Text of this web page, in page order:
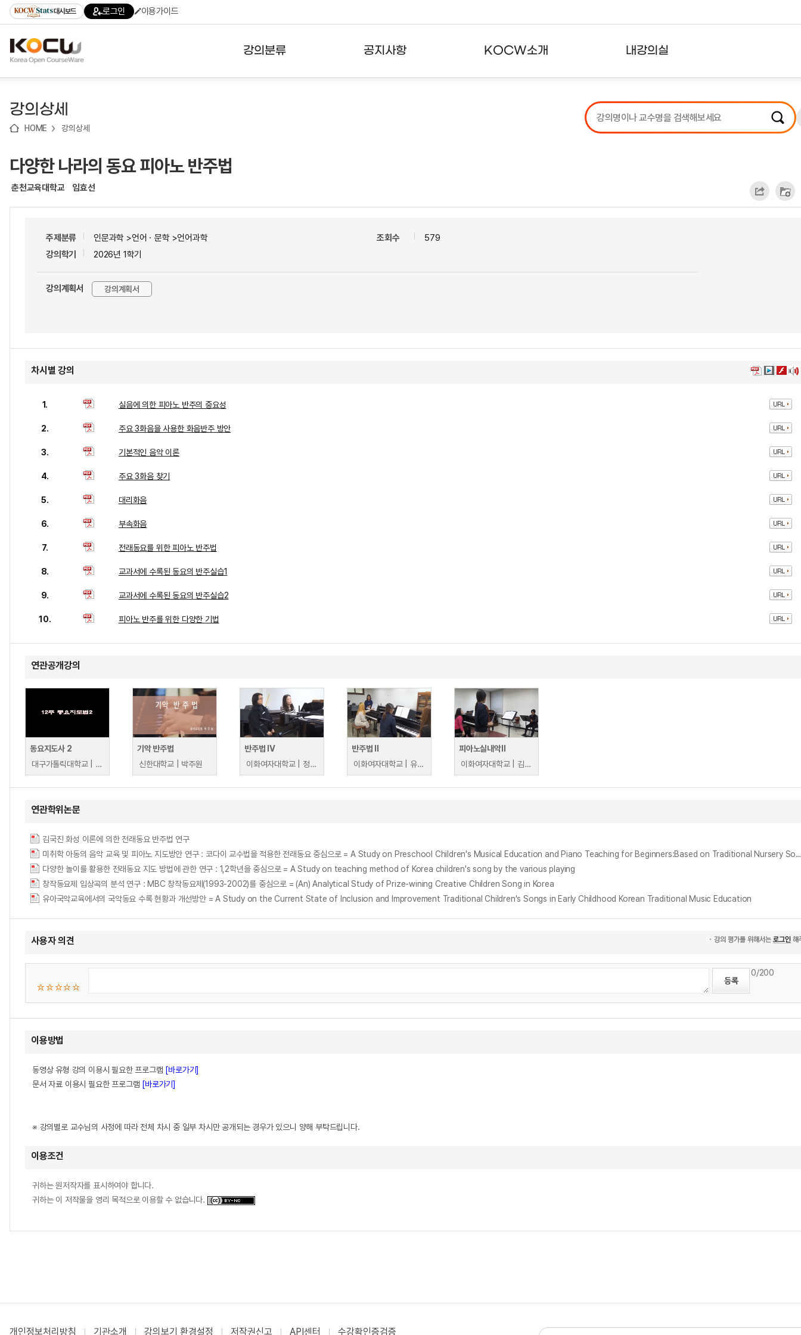
기
기
기
content)
가
대시보드 로그인 이용가이드
강의분류 공지사항 KOCW소개 내강의실
강의리스트
수강확인증강의
강의상세
HOME 강의상세
다양한 나라의 동요 피아노 반주법
춘천교육대학교 임효선
주제분류
인문과학 >언어ㆍ문학 >언어과학
강의학기
2026년 1학기
조회수 579
강의계획서 강의계획서
차시별 강의
1. 실음에 의한 피아노 반주의 중요성
2. 주요 3화음을 사용한 화음반주 방안
3. 기본적인 음악 이론
4. 주요 3화음 찾기
5. 대리화음
6. 부속화음
7. 전래동요를 위한 피아노 반주법
8. 교과서에 수록된 동요의 반주실습1
9. 교과서에 수록된 동요의 반주실습2
10. 피아노 반주를 위한 다양한 기법
연관공개강의
동요지도사 2
대구가톨릭대학교 | 정우령
기악 반주법
신한대학교 | 박주원
반주법 IV
이화여자대학교 | 정영하
반주법 II
이화여자대학교 | 유재연
피아노실내악II
이화여자대학교 | 김화림
연관학위논문
김국진 화성 이론에 의한 전래동요 반주법 연구
미취학 아동의 음악 교육 및 피아노 지도방안 연구 : 코다이 교수법을 적용한 전래동요 중심으로 = A Study on Preschool Children's Musical
다양한 놀이를 활용한 전래동요 지도 방법에 관한 연구 : 1,2학년을 중심으로 = A Study on teaching method of Korea children's song by the various playing
창작동요제 입상곡의 분석 연구 : MBC 창작동요제(1993-2002)를 중심으로 = (An) Analytical Study of Prize-wining Creative Children Song in Korea
유아국악교육에서의 국악동요 수록 현황과 개선방안 = A Study on the Current State of Inclusion and Improvement Traditional Children's Songs in Early Childhood Korean Traditional Music Education
사용자 의견
0/200
이용방법
동영상 유형 강의 이용시 필요한 프로그램 [바로가기]
문서 자료 이용시 필요한 프로그램 [바로가기]
※ 강의별로 교수님의 사정에 따라 전체 차시 중 일부 차시만 공개되는 경우가 있으니 양해 부탁드립니다.
이용조건
귀하는 원저작자를 표시하여야 합니다.
귀하는 이 저작물을 영리 목적으로 이용할 수 없습니다.
개인정보처리방침 기관소개 강의보기 환경설정 저작권신고 API센터 수강확인증검증